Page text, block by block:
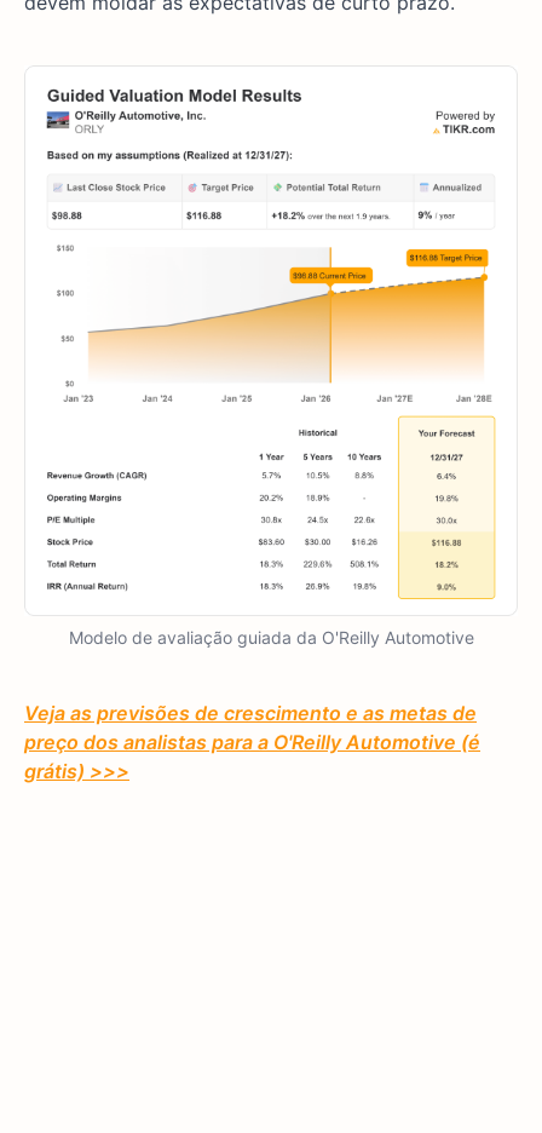
Modelo de avaliação guiada da O'Reilly Automotive
Veja as previsões de crescimento e as metas de
preço dos analistas para a O'Reilly Automotive (é
grátis) >>>